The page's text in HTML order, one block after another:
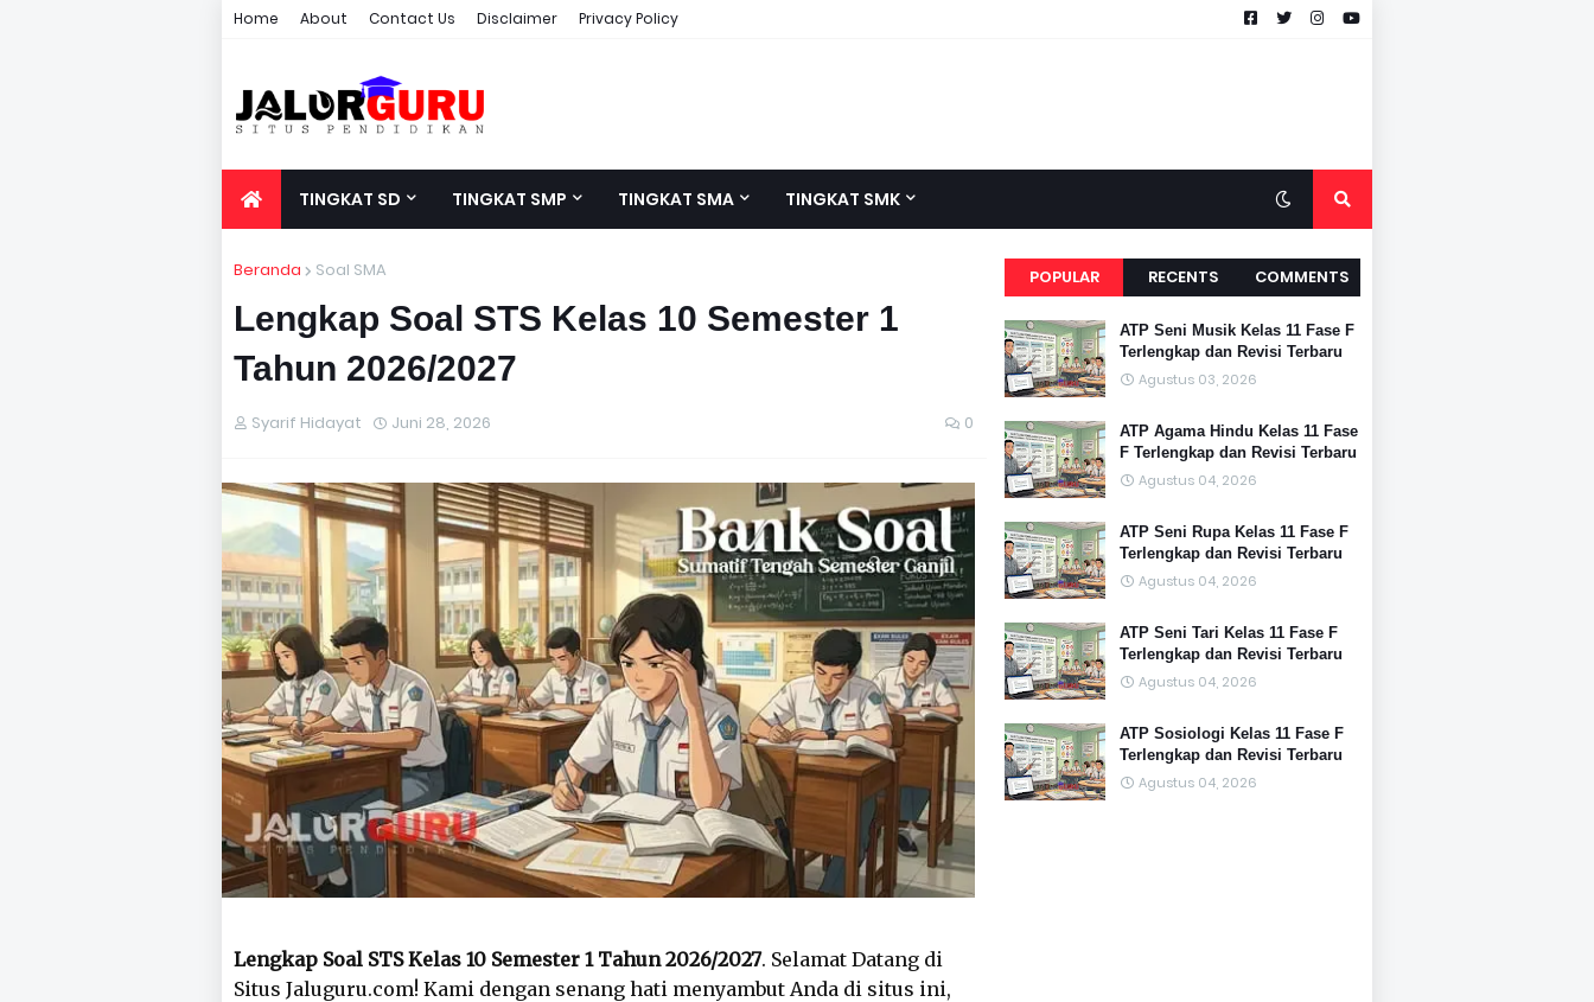
Home About Contact Us Disclaimer Privacy Policy
TINGKAT SD TINGKAT SMP TINGKAT SMA TINGKAT SMK
Beranda Soal SMA
Lengkap Soal STS Kelas 10 Semester 1
Tahun 2026/2027
Syarif Hidayat Juni 28, 2026 0
Lengkap Soal STS Kelas 10 Semester 1 Tahun 2026/2027. Selamat Datang di
Situs Jaluguru.com! Kami dengan senang hati menyambut Anda di situs ini,
POPULAR RECENTS COMMENTS
ATP Seni Musik Kelas 11 Fase F
Terlengkap dan Revisi Terbaru
Agustus 03, 2026
ATP Agama Hindu Kelas 11 Fase
F Terlengkap dan Revisi Terbaru
Agustus 04, 2026
ATP Seni Rupa Kelas 11 Fase F
Terlengkap dan Revisi Terbaru
Agustus 04, 2026
ATP Seni Tari Kelas 11 Fase F
Terlengkap dan Revisi Terbaru
Agustus 04, 2026
ATP Sosiologi Kelas 11 Fase F
Terlengkap dan Revisi Terbaru
Agustus 04, 2026